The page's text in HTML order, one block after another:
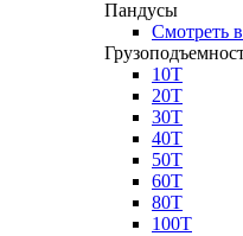
Пандусы
Смотреть
10Т
20Т
30Т
40Т
50Т
60Т
80Т
100Т